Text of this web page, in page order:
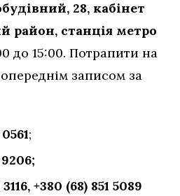
28, кабінет
район, станція метро
до 15:00. Потрапити на
записом за
;
+380 (68) 851 5089